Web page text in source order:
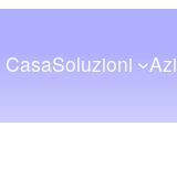
CasaSoluzioni